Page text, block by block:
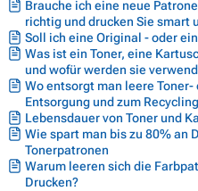
Brauche ich eine neue
richtig und drucken Sie smart
Soll ich eine Original - oder
Was ist ein Toner, eine
und wofür werden sie
Wo entsorgt man leere
Entsorgung und zum
Lebensdauer von Toner und
Wie spart man bis zu 80% an
Tonerpatronen
Warum leeren sich die
Drucken?